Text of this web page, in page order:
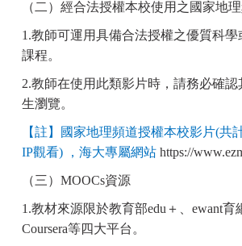
（二）經合法授權本校使用之國家地
1.教師可運用具備合法授權之優質科學
課程。
2.教師在使用此類影片時，請務必確認
生瀏覽。
【註】國家地理頻道授權本校影片(共
IP觀看) ，海大專屬網站 https://
（三） MOOCs資源
1.教材來源限於教育部edu ＋、 ewant育
Coursera等四大平台。